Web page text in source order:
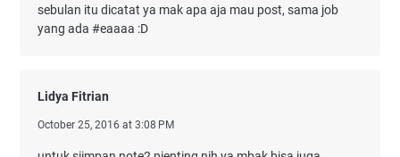
sebulan itu dicatat ya mak apa aja mau post, sama job
yang ada #eaaaa :D
Lidya Fitrian
October 25, 2016 at 3:08 PM